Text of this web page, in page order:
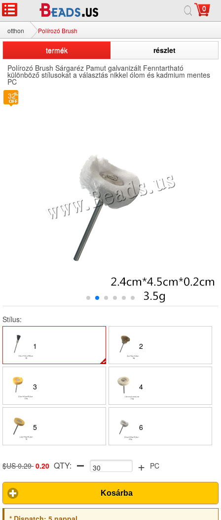
0
otthon Polírozó Brush
termék
részlet
Polírozó Brush Sárgaréz Pamut galvanizált Fenntartható
különböző stílusokat a választás nikkel ólom és kadmium mentes
PC
32
Stílus:
1 2
3 4
5 6
$US 0.29 0.20 QTY: + PC
Kosárba